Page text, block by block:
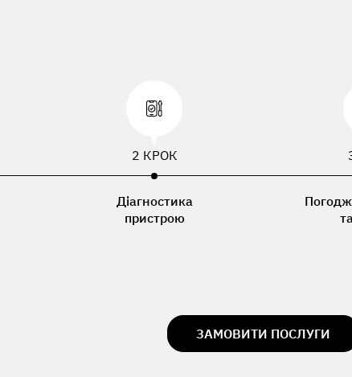
2 КРОК
Діагностика
пристрою
ЗАМОВИТИ ПОСЛУГИ